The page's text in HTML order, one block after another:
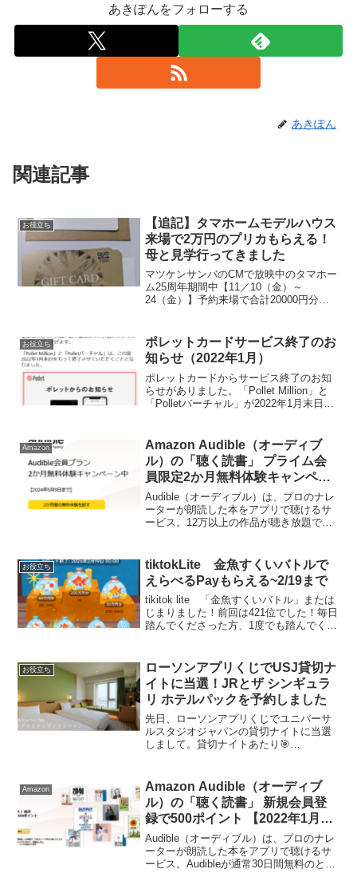
あきぽんをフォローする
あきぽん
関連記事
お役立ち
【追記】タマホームモデルハウス
来場で2万円のプリカもらえる！
母と見学行ってきました
マツケンサンバのCMで放映中のタマホー
ム25周年期間中【11／10（金）～
24（金）】予約来場で合計20000円分の
ていますよ。先着1万人にQUOカー ド
10,000...
お役立ち
ポレットカードサービス終了のお
知らせ（2022年1月）
ポレットカードからサービス終了のお知
らせがありました。「Pollet Million」と
「Polletバーチャル」が2022年1月末日を
継続なのかな？ウォレット残高があ...
Amazon
Amazon Audible（オーディブ
ル）の「聴く読書」 プライム会
員限定2か月無料体験キャンペー
ン中！（～5/9まで）
Audible（オーディブル）は、プロのナレ
ーターが朗読した本をアプリで聴けるサ
ービス。12万以上の作品が聴き放題で
か月無料キャンペーン中です。はじめ
て...
お役立ち
tiktokLite 金魚すくいバトルで
えらべるPayもらえる~2/19まで
tikitok lite 「金魚すくいバトル」または
じまりました！前回は421位でした！毎日
踏んでくださった方、1度でも踏んでくだ
落ちました。ほんと皆さんありがとう...
お役立ち
ローソンアプリくじでUSJ貸切ナ
イトに当選！JRとザ シンギュラ
リ ホテルパックを予約しました
先日、ローソンアプリくじでユニバーサ
ルスタジオジャパンの貸切ナイトに当選
しまして。貸切ナイトあたり🎯
Amazon
Amazon Audible（オーディブ
ル）の「聴く読書」 新規会員登
録で500ポイント 【2022年1月11
日まで】
Audible（オーディブル）は、プロのナレ
ーターが朗読した本をアプリで聴けるサ
ービス。Audibleが通常30日間無料のとこ